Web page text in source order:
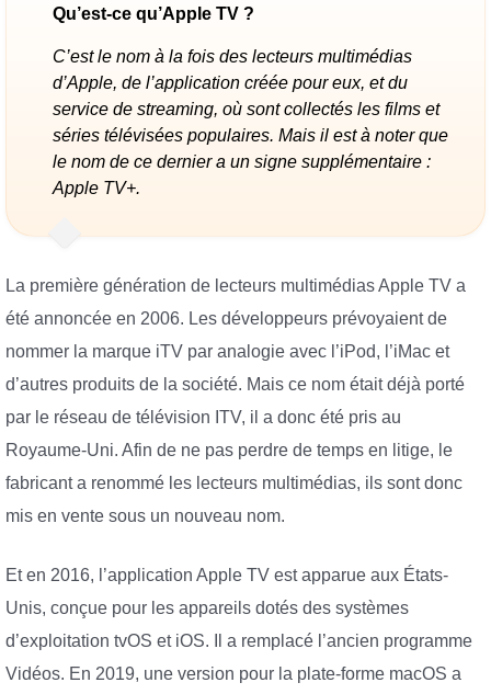
Qu’est-ce qu’Apple TV ?
C’est le nom à la fois des lecteurs multimédias
d’Apple, de l’application créée pour eux, et du
service de streaming, où sont collectés les films et
séries télévisées populaires. Mais il est à noter que
le nom de ce dernier a un signe supplémentaire :
Apple TV+.
La première génération de lecteurs multimédias Apple TV a
été annoncée en 2006. Les développeurs prévoyaient de
nommer la marque iTV par analogie avec l’iPod, l’iMac et
d’autres produits de la société. Mais ce nom était déjà porté
par le réseau de télévision ITV, il a donc été pris au
Royaume-Uni. Afin de ne pas perdre de temps en litige, le
fabricant a renommé les lecteurs multimédias, ils sont donc
mis en vente sous un nouveau nom.
Et en 2016, l’application Apple TV est apparue aux États-
Unis, conçue pour les appareils dotés des systèmes
d’exploitation tvOS et iOS. Il a remplacé l’ancien programme
Vidéos. En 2019, une version pour la plate-forme macOS a